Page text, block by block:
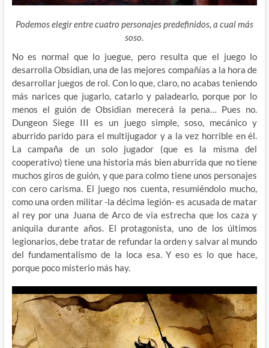
Podemos elegir entre cuatro personajes predefinidos, a cual más
soso.
No es normal que lo juegue, pero resulta que el juego lo
desarrolla Obsidian, una de las mejores compañías a la hora de
desarrollar juegos de rol. Con lo que, claro, no acabas teniendo
más narices que jugarlo, catarlo y paladearlo, porque por lo
menos el guión de Obsidian merecerá la pena… Pues no.
Dungeon Siege III es un juego simple, soso, mecánico y
aburrido parido para el multijugador y a la vez horrible en él.
La campaña de un solo jugador (que es la misma del
cooperativo) tiene una historia más bien aburrida que no tiene
muchos giros de guión, y que para colmo tiene unos personajes
con cero carisma. El juego nos cuenta, resumiéndolo mucho,
como una orden militar -la décima legión- es acusada de matar
al rey por una Juana de Arco de via estrecha que los caza y
aniquila durante años. El protagonista, uno de los últimos
legionarios, debe tratar de refundar la orden y salvar al mundo
del fundamentalismo de la loca esa. Y eso es lo que hace,
porque poco misterio más hay.